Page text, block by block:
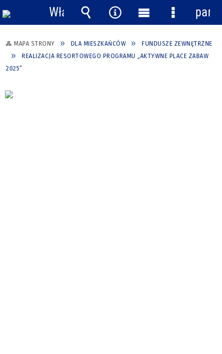
MAPA STRONY DLA MIESZKAŃCÓW
FUNDUSZE ZEWNĘTRZNE
REALIZACJA RESORTOWEGO PROGRAMU „AKTYWNE PLACE ZABAW
2025”
Włącz
powiadomienia
Wyszukiwarka
Narzędzia
Menu
główne
Menu
panel